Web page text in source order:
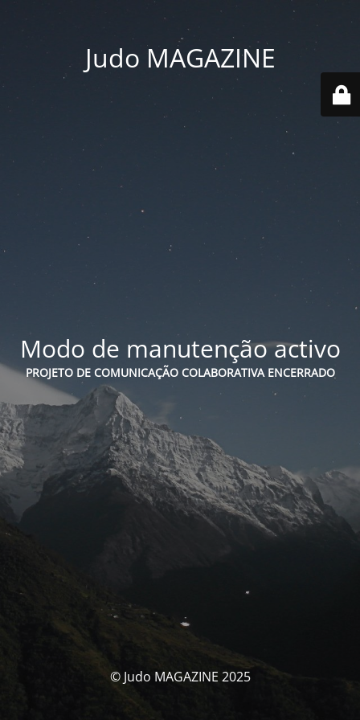
Judo MAGAZINE
Modo de manutenção activo
PROJETO DE COMUNICAÇÃO COLABORATIVA ENCERRADO
© Judo MAGAZINE 2025